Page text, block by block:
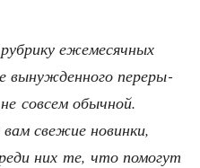
еже­ме­сяч­ных
вынуж­ден­но­го пере­ры­
совсем обыч­ной.
све­жие новин­ки,
них те, что помо­гут